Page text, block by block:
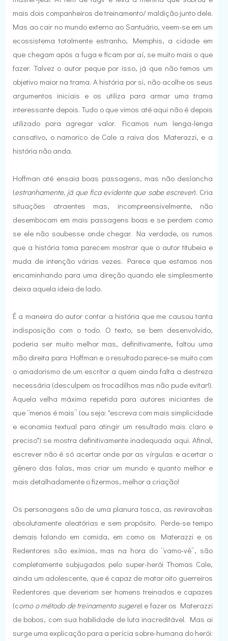
mais dois companheiros de treinamento/ maldição junto dele.
Mas ao cair no mundo externo ao Santuário, veem-se em um
ecossistema totalmente estranho, Memphis, a cidade em
que chegam após a fuga e ficam por aí, se muito mais o que
fazer. Talvez o autor peque por isso, já que não temos um
objetivo maior na trama. A história por si, não acolhe os seus
argumentos iniciais e os utiliza para armar uma trama
interessante depois. Tudo o que vimos até aqui não é depois
utilizado para agregar valor. Ficamos num lenga-lenga
cansativo, o namorico de Cale a raiva dos Materazzi, e a
história não anda.
Hoffman até ensaia boas passagens, mas não deslancha
(estranhamente, já que fica evidente que sabe escrever). Cria
situações atraentes mas, incompreensivelmente, não
desembocam em mais passagens boas e se perdem como
se ele não soubesse onde chegar. Na verdade, os rumos
que a história toma parecem mostrar que o autor titubeia e
muda de intenção várias vezes. Parece que estamos nos
encaminhando para uma direção quando ele simplesmente
deixa aquela ideia de lado.
É a maneira do autor contar a história que me causou tanta
indisposição com o todo. O texto, se bem desenvolvido,
poderia ser muito melhor mas, definitivamente, faltou uma
mão direita para Hoffman e o resultado parece-se muito com
o amadorismo de um escritor a quem ainda falta a destreza
necessária (desculpem os trocadilhos mas não pude evitar!).
Aquela velha máxima repetida para autores iniciantes de
que “menos é mais” (ou seja: "escreva com mais simplicidade
e economia textual para atingir um resultado mais claro e
preciso") se mostra definitivamente inadequada aqui. Afinal,
escrever não é só acertar onde por as vírgulas e acertar o
gênero das falas, mas criar um mundo e quanto melhor e
mais detalhadamente o fizermos, melhor a criação!
Os personagens são de uma planura tosca, as reviravoltas
absolutamente aleatórias e sem propósito. Perde-se tempo
demais falando em comida, em como os Materazzi e os
Redentores são exímios, mas na hora do “vamo-vê”, são
completamente subjugados pelo super-herói Thomas Cale,
ainda um adolescente, que é capaz de matar oito guerreiros
Redentores que deveriam ser homens treinados e capazes
(como o método de treinamento sugere) e fazer os Materazzi
de bobos, com sua habilidade de luta inacreditável. Mas ai
surge uma explicação para a perícia sobre-humana do herói: